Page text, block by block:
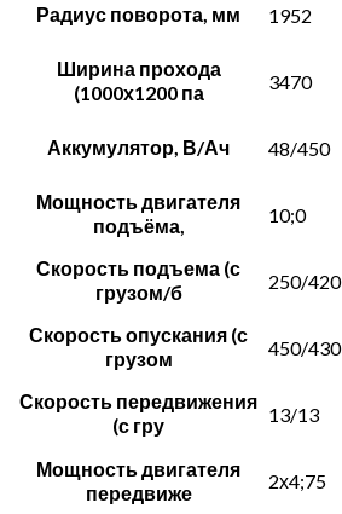
Радиус поворота, мм 1952
Ширина прохода
(1000х1200 па
3470
Аккумулятор, В/Ач 48/450
Мощность двигателя
подъёма,
10;0
Скорость подъема (с
грузом/б
250/420
Скорость опускания (с
грузом
450/430
Скорость передвижения
(с гру
13/13
Мощность двигателя
передвиже
2х4;75